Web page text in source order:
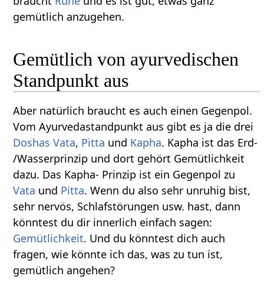
gemütlich anzugehen.
Gemütlich von ayurvedischen
Standpunkt aus
Aber natürlich braucht es auch einen Gegenpol.
Vom Ayurvedastandpunkt aus gibt es ja die drei
Doshas Vata, Pitta und Kapha. Kapha ist das Erd-
/Wasserprinzip und dort gehört Gemütlichkeit
dazu. Das Kapha- Prinzip ist ein Gegenpol zu
Vata und Pitta. Wenn du also sehr unruhig bist,
sehr nervös, Schlafstörungen usw. hast, dann
könntest du dir innerlich einfach sagen:
Gemütlichkeit. Und du könntest dich auch
fragen, wie könnte ich das, was zu tun ist,
gemütlich angehen?